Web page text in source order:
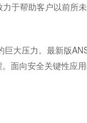
于帮助客户以前所
大压力。最新版
面向安全关键性应